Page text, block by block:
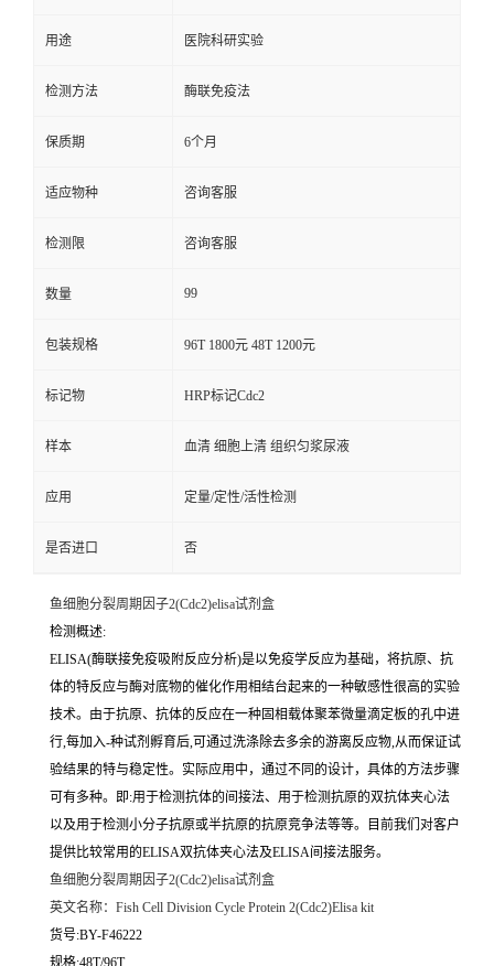
用途 医院科研实验
检测方法 酶联免疫法
保质期 6个月
适应物种 咨询客服
检测限 咨询客服
数量 99
包装规格 96T 1800元 48T 1200元
标记物 HRP标记Cdc2
样本 血清 细胞上清 组织匀浆尿液
应用 定量/定性/活性检测
是否进口 否
鱼细胞分裂周期因子2(Cdc2)elisa试剂盒
检测概述:
ELISA(酶联接免疫吸附反应分析)是以免疫学反应为基础，将抗原、抗
体的特反应与酶对底物的催化作用相结台起来的一种敏感性很高的实验
技术。由于抗原、抗体的反应在一种固相载体聚苯微量滴定板的孔中进
行,每加入-种试剂孵育后,可通过洗涤除去多余的游离反应物,从而保证试
验结果的特与稳定性。实际应用中，通过不同的设计，具体的方法步骤
可有多种。即:用于检测抗体的间接法、用于检测抗原的双抗体夹心法
以及用于检测小分子抗原或半抗原的抗原竞争法等等。目前我们对客户
提供比较常用的ELISA双抗体夹心法及ELISA间接法服务。
鱼细胞分裂周期因子2(Cdc2)elisa试剂盒
英文名称： Fish Cell Division Cycle Protein 2(Cdc2)Elisa kit
货号:BY-F46222